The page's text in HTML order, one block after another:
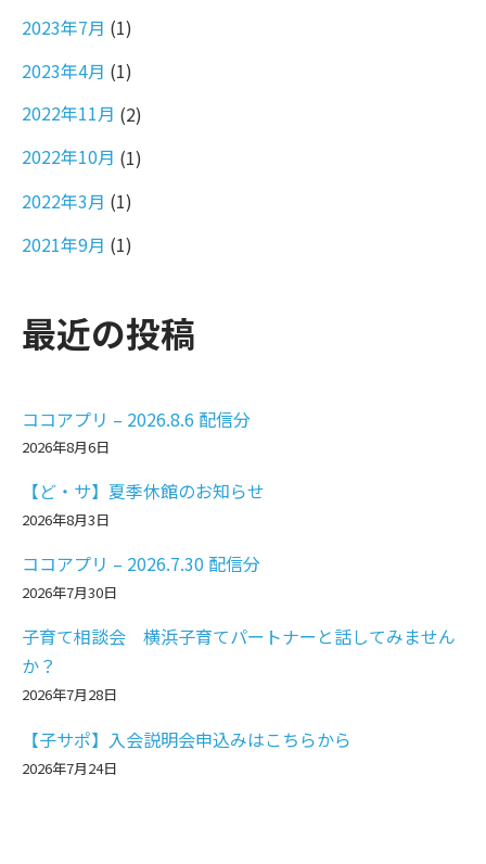
2023年7月 (1)
2023年4月 (1)
2022年11月 (2)
2022年10月 (1)
2022年3月 (1)
2021年9月 (1)
最近の投稿
ココアプリ – 2026.8.6 配信分
2026年8月6日
【ど・サ】夏季休館のお知らせ
2026年8月3日
ココアプリ – 2026.7.30 配信分
2026年7月30日
子育て相談会 横浜子育てパートナーと話してみません
か？
2026年7月28日
【子サポ】入会説明会申込みはこちらから
2026年7月24日